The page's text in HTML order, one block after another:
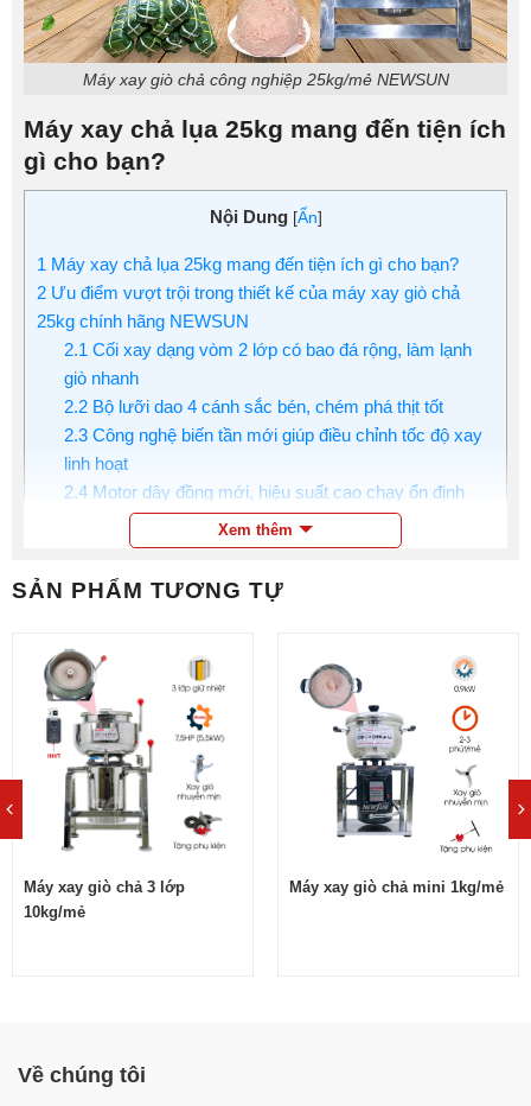
Máy xay giò chả công nghiệp 25kg/mẻ NEWSUN
Máy xay chả lụa 25kg mang đến tiện ích
gì cho bạn?
Nội Dung [Ẩn]
1 Máy xay chả lụa 25kg mang đến tiện ích gì cho bạn?
2 Ưu điểm vượt trội trong thiết kế của máy xay giò chả
25kg chính hãng NEWSUN
2.1 Cối xay dạng vòm 2 lớp có bao đá rộng, làm lạnh
giò nhanh
2.2Bộ lưỡi dao 4 cánh sắc bén, chém phá thịt tốt
2.3Công nghệ biến tần mới giúp điều chỉnh tốc độ xay
linh hoạt
2.4Motor dây đồng mới, hiệu suất cao chạy ổn định
Chất liệu inox cao cấp, bền bỉ và độ trơn bóng cao
Mua máy xay chả lụa 25kg/mẻ chính hãng
NEWSUN hàng xưởng cao cấp, giá tốt
Đầu tư sử dụng máy xay chả lụa 25kg công nghệ biến
tần mới là điều vô cùng cần thiết cho các đơn vị làm giò
kinh doanh. Thiết bị này sẽ giúp bạn:
Tiết kiệm thời gian và công sức, xay một mẻ 17-20kg
thịt chưa đến 5 phút
Xay giò sống ngon, nhuyễn mịn, không bị chín thịt
hỏng giò
Xay đa dạng nguyên liệu để chế biến nhiều món ăn
khác nhau như: giò chả, xúc xích, thịt viên, lạp xưởng,
Xem thêm
SẢN PHẨM TƯƠNG TỰ
Máy xay giò chả 3 lớp
10kg/mẻ
Máy xay giò chả mini 1kg/mẻ
Về chúng tôi